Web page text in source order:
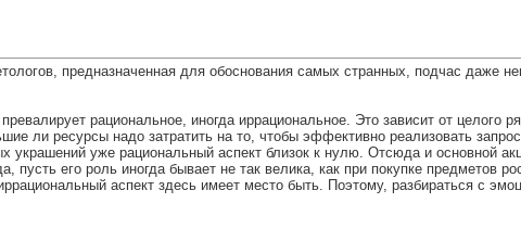
предназначенная для обоснования самых странных, подчас даже
рациональное, иногда иррациональное. Это зависит от целого
ли ресурсы надо затратить на то, чтобы эффективно реализовать
уже рациональный аспект близок к нулю. Отсюда и основной
пусть его роль иногда бывает не так велика, как при покупке предметов
аспект здесь имеет место быть. Поэтому, разбираться с